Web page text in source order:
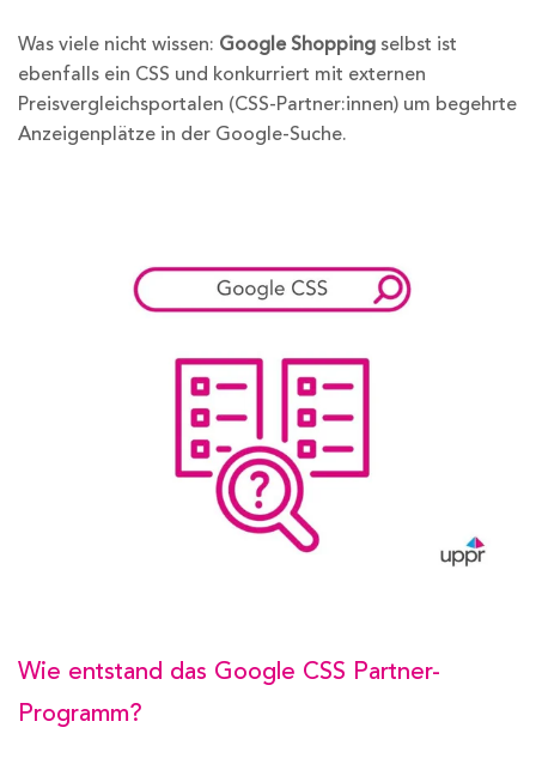
Was viele nicht wissen: Google Shopping selbst ist
ebenfalls ein CSS und konkurriert mit externen
Preisvergleichsportalen (CSS-Partner:innen) um begehrte
Anzeigenplätze in der Google-Suche.
Wie entstand das Google CSS Partner-
Programm?